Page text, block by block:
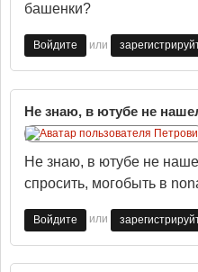
башенки?
Войдите или
Не знаю, в ютубе не
Не знаю, в ютубе не
спросить, могобыть в
Войдите или